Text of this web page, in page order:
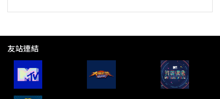
友站連結